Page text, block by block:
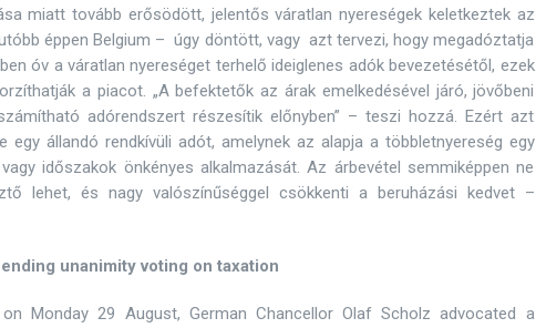
miatt tovább erősödött, jelentős váratlan nyereségek keletkeztek az
éppen Belgium – úgy döntött, vagy azt tervezi, hogy megadóztatja
óv a váratlan nyereséget terhelő ideiglenes adók bevezetésétől, ezek
a piacot. „A befektetők az árak emelkedésével járó, jövőbeni
adórendszert részesítik előnyben” – teszi hozzá. Ezért azt
egy állandó rendkívüli adót, amelynek az alapja a többletnyereség egy
időszakok önkényes alkalmazását. Az árbevétel semmiképpen ne
lehet, és nagy valószínűséggel csökkenti a beruházási kedvet –
unanimity voting on taxation
Monday 29 August, German Chancellor Olaf Scholz advocated a